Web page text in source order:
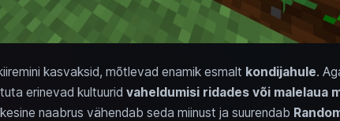
kasvaksid, mõtlevad enamik esmalt kondijahule.
erinevad kultuurid vaheldumisi ridades või malelaua
naabrus vähendab seda miinust ja suurendab